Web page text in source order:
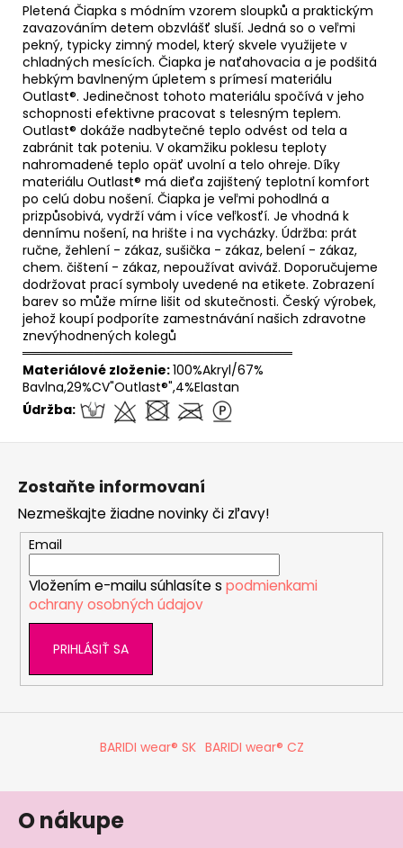
Pletená Čiapka s módním vzorem sloupků a praktickým
zavazováním detem obzvlášť sluší. Jedná so o veľmi
pekný, typicky zimný model, který skvele využijete v
chladných mesících. Čiapka je naťahovacia a je podšitá
hebkým bavlneným úpletem s prímesí materiálu
Outlast®. Jedinečnost tohoto materiálu spočívá v jeho
schopnosti efektivne pracovat s telesným teplem.
Outlast® dokáže nadbytečné teplo odvést od tela a
zabránit tak poteniu. V okamžiku poklesu teploty
nahromadené teplo opäť uvolní a telo ohreje. Díky
materiálu Outlast® má dieťa zajištený teplotní komfort
po celú dobu nošení. Čiapka je veľmi pohodlná a
prizpůsobivá, vydrží vám i více veľkosťí. Je vhodná k
dennímu nošení, na hrište i na vycházky. Údržba: prát
ručne, žehlení - zákaz, sušička - zákaz, belení - zákaz,
chem. čištení - zákaz, nepoužívat aviváž. Doporučujeme
dodržovat prací symboly uvedené na etikete. Zobrazení
barev so může mírne lišit od skutečnosti. Český výrobek,
jehož koupí podporíte zamestnávání našich zdravotne
znevýhodnených kolegů
══════════════════════════════
Materiálové zloženie:100%Akryl/67%
Bavlna,29%CV"Outlast®",4%Elastan
Údržba:
Zostaňte informovaní
Nezmeškajte žiadne novinky či zľavy!
Email
Vložením e-mailu súhlasíte s podmienkami
ochrany osobných údajov
PRIHLÁSIŤ SA
BARIDI wear® SK BARIDI wear® CZ
O nákupe